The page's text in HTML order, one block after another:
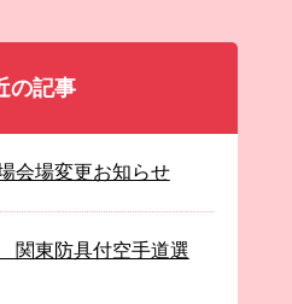
の記事
会場変更お知らせ
関東防具付空手道選